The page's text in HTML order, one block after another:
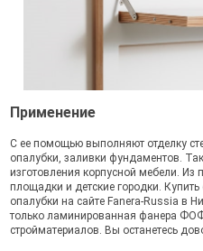
Применение
С ее помощью выполняют отделку
опалубки, заливки фундаментов.
изготовления корпусной мебели. Из
площадки и детские городки.
опалубки на сайте Fanera-Russia в
только ламинированная фанера
стройматериалов. Вы останетесь